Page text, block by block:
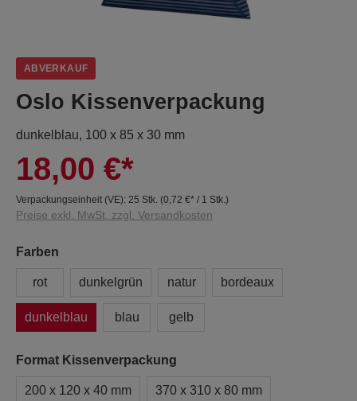
ABVERKAUF
Oslo Kissenverpackung
dunkelblau, 100 x 85 x 30 mm
18,00 €*
Verpackungseinheit (VE): 25 Stk. (0,72 €* / 1 Stk.)
Preise exkl. MwSt. zzgl. Versandkosten
Farben
rot dunkelgrün natur bordeaux
dunkelblau blau gelb
Format Kissenverpackung
200 x 120 x 40 mm 370 x 310 x 80 mm